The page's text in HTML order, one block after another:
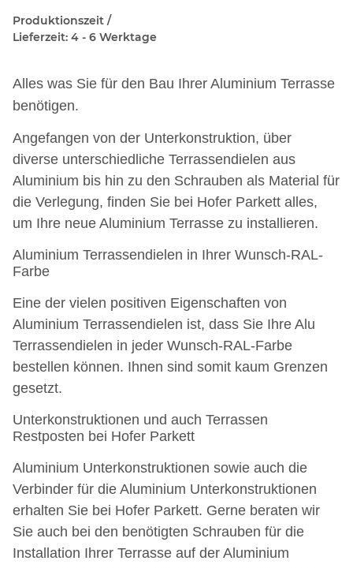
Produktionszeit /
Lieferzeit: 4 - 6 Werktage
Alles was Sie für den Bau Ihrer Aluminium Terrasse
benötigen.
Angefangen von der Unterkonstruktion, über
diverse unterschiedliche Terrassendielen aus
Aluminium bis hin zu den Schrauben als Material für
die Verlegung, finden Sie bei Hofer Parkett alles,
um Ihre neue Aluminium Terrasse zu installieren.
Aluminium Terrassendielen in Ihrer Wunsch-RAL-
Farbe
Eine der vielen positiven Eigenschaften von
Aluminium Terrassendielen ist, dass Sie Ihre Alu
Terrassendielen in jeder Wunsch-RAL-Farbe
bestellen können. Ihnen sind somit kaum Grenzen
gesetzt.
Unterkonstruktionen und auch Terrassen
Restposten bei Hofer Parkett
Aluminium Unterkonstruktionen sowie auch die
Verbinder für die Aluminium Unterkonstruktionen
erhalten Sie bei Hofer Parkett. Gerne beraten wir
Sie auch bei den benötigten Schrauben für die
Installation Ihrer Terrasse auf der Aluminium